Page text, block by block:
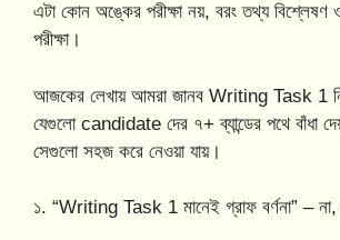
এটা কোন অঙ্কের পরীক্ষা নয়, বরং তথ্য বিশ্লেষণ
পরীক্ষা।
আজকের লেখায় আমরা জানব Writing Task 1
যেগুলো candidate দের ৭+ ব্যান্ডের পথে বাঁধা
সেগুলো সহজ করে নেওয়া যায়।
১. “Writing Task 1 মানেই গ্রাফ বর্ণনা” – না,